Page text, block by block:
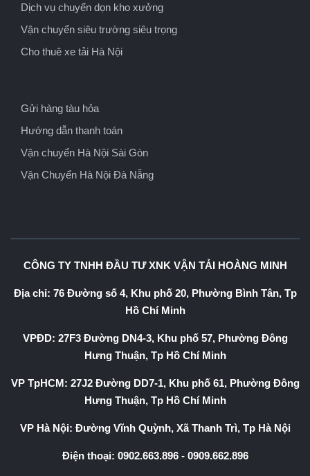
Dịch vụ chuyển dọn kho xưởng
Vận chuyển siêu trường siêu trọng
Cho thuê xe tải Hà Nội
Gửi hàng tàu hỏa
Hướng dẫn thanh toán
Vận chuyển Hà Nội Sài Gòn
Vận Chuyển Hà Nội Đà Nẵng
CÔNG TY TNHH ĐẦU TƯ XNK VẬN TẢI HOÀNG MINH
Địa chỉ: 76 Đường số 4, Khu phố 20, Phường Bình Tân, Tp
Hồ Chí Minh
VPĐD: 27F3 Đường DN4-3, Khu phố 57, Phường Đông
Hưng Thuận, Tp Hồ Chí Minh
VP TpHCM: 27J2 Đường DD7-1, Khu phố 61, Phường Đông
Hưng Thuận, Tp Hồ Chí Minh
VP Hà Nội: Đường Vĩnh Quỳnh, Xã Thanh Trì, Tp Hà Nội
Điện thoại: 0902.663.896- 0909.662.896